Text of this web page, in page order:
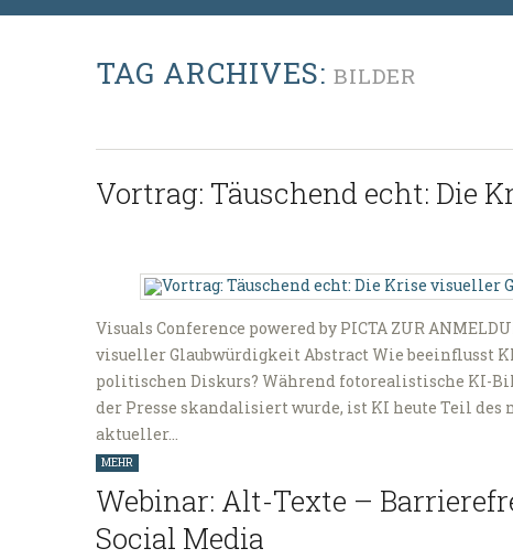
TAG ARCHIVES: BILDER
Vortrag: Täuschend echt: Die
Visuals Conference powered by PICTA ZUR
visueller Glaubwürdigkeit Abstract Wie
politischen Diskurs? Während fotorealistische KI-
der Presse skandalisiert wurde, ist KI heute Teil
aktueller…
MEHR
Webinar: Alt-Texte –
Social Media